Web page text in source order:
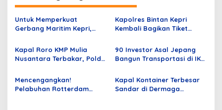
g
a
s
i
p
s
Untuk Memperkuat
Gerbang Maritim Kepri,
Pelabuhan Tanjung Uban
Kapolres Bintan Kepri
Kembali Bagikan Tiket
Kapal Roro KMP Mulia
Nusantara Terbakar, Polda
Bantuan
90 Investor Asal Jepang
Bangun Transportasi di IKN
Mencengangkan!
Pelabuhan Rotterdam
Kapal Kontainer Terbesar
Sandar di Dermaga